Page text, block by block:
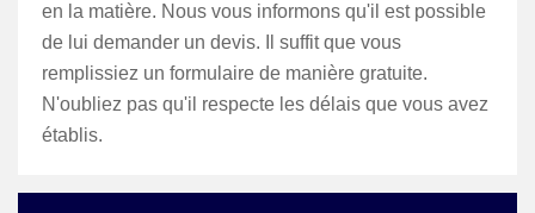
en la matière. Nous vous informons qu'il est possible
de lui demander un devis. Il suffit que vous
remplissiez un formulaire de manière gratuite.
N'oubliez pas qu'il respecte les délais que vous avez
établis.